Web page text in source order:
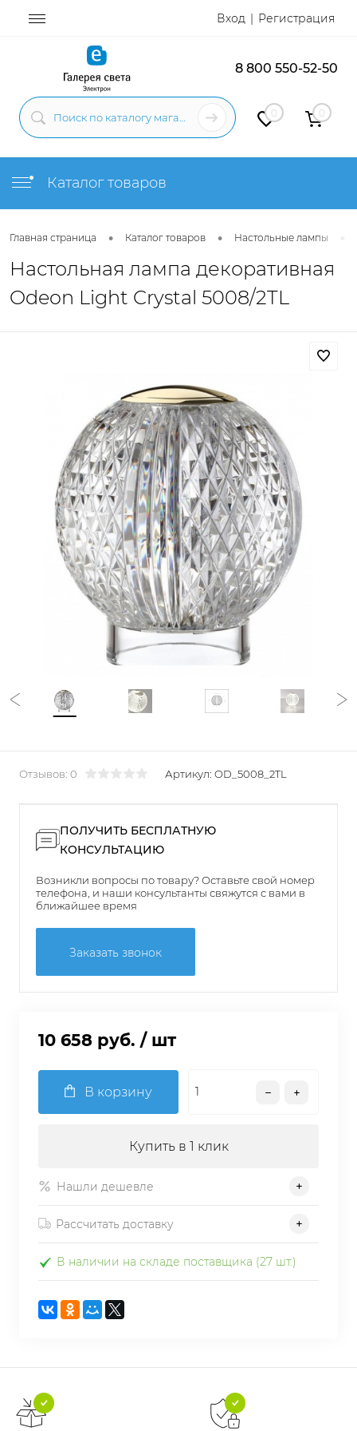
Вход Регистрация
8 800 550-52-50
0 0
Каталог товаров
Главная страница • Каталог товаров • Настольные лампы
Настольная лампа декоративная
Odeon Light Crystal 5008/2TL
Отзывов: 0 Артикул: OD_5008_2TL
ПОЛУЧИТЬ БЕСПЛАТНУЮ
КОНСУЛЬТАЦИЮ
Возникли вопросы по товару? Оставьте свой номер
телефона, и наши консультанты свяжутся с вами в
ближайшее время
Заказать звонок
10 658 руб. / шт
В корзину
Купить в 1 клик
Нашли дешевле
Рассчитать доставку
В наличии на складе поставщика (27 шт.)